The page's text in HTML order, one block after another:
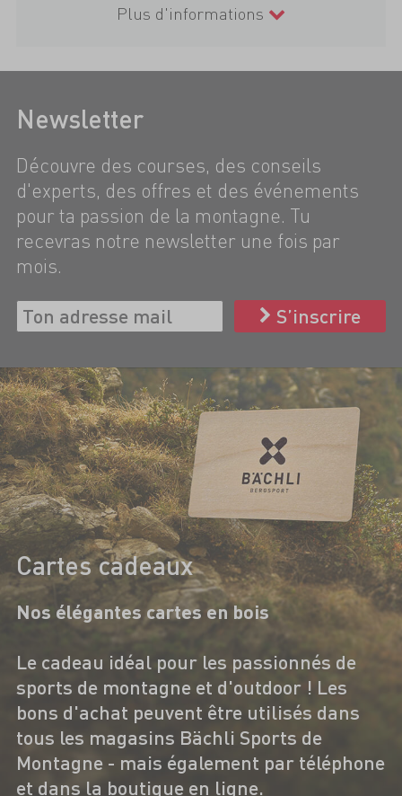
Plus d'informations
Newsletter
Découvre des courses, des conseils
d'experts, des offres et des événements
pour ta passion de la montagne. Tu
recevras notre newsletter une fois par
mois.
S’inscrire
Cartes cadeaux
Nos élégantes cartes en bois
Le cadeau idéal pour les passionnés de
sports de montagne et d'outdoor ! Les
bons d'achat peuvent être utilisés dans
tous les magasins Bächli Sports de
Montagne - mais également par téléphone
et dans la boutique en ligne.